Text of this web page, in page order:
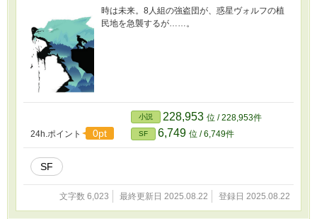
時は未来。8人組の強盗団が、惑星ヴォルフの植
民地を急襲するが……。
24h.ポイント 0pt
小説 228,953 位 / 228,953件
SF 6,749 位 / 6,749件
SF
文字数 6,023 最終更新日 2025.08.22 登録日 2025.08.22